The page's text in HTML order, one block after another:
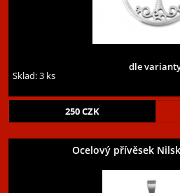
dle
Sklad: 3 ks
250CZK
Ocelový přívěsek